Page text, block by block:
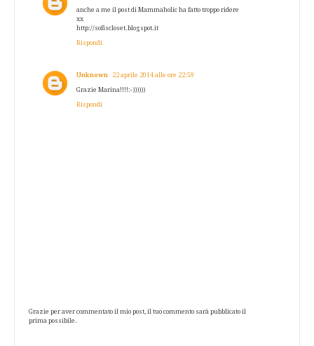
anche a me il post di Mammaholic ha fatto troppo ridere
xx
http://sofiscloset.blogspot.it
Rispondi
Unknown 22 aprile 2014 alle ore 22:59
Grazie Marina!!!!:-))))))
Rispondi
Grazie per aver commentato il mio post, il tuo commento sarà pubblicato il
prima possibile.